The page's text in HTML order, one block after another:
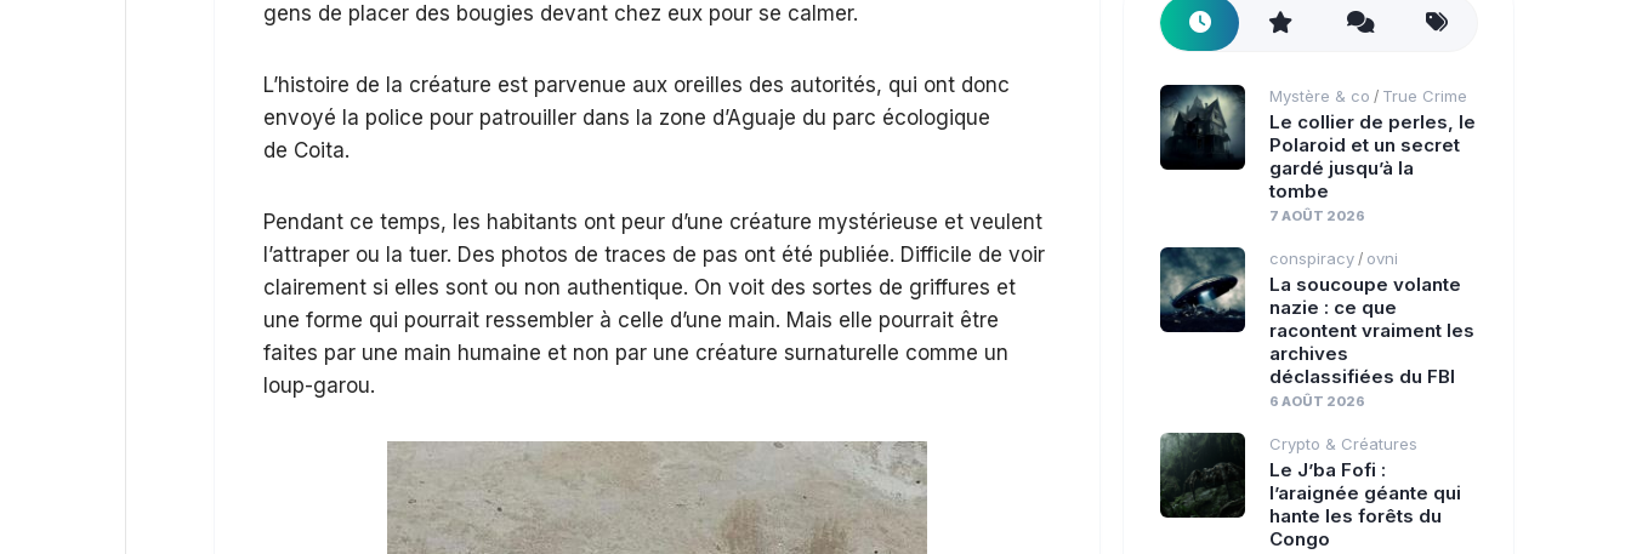
gens de placer des bougies devant chez eux pour se calmer.
L’histoire de la créature est parvenue aux oreilles des autorités, qui ont donc
envoyé la police pour patrouiller dans la zone d’Aguaje du parc écologique
de Coita.
Pendant ce temps, les habitants ont peur d’une créature mystérieuse et veulent
l’attraper ou la tuer. Des photos de traces de pas ont été publiée. Difficile de voir
clairement si elles sont ou non authentique. On voit des sortes de griffures et
une forme qui pourrait ressembler à celle d’une main. Mais elle pourrait être
faites par une main humaine et non par une créature surnaturelle comme un
loup-garou.
Mystère & co / True Crime
Le collier de perles, le
Polaroid et un secret
gardé jusqu’à la
tombe
7 AOÛT 2026
conspiracy / ovni
La soucoupe volante
nazie : ce que
racontent vraiment les
archives
déclassifiées du FBI
6 AOÛT 2026
Crypto & Créatures
Le J’ba Fofi :
l’araignée géante qui
hante les forêts du
Congo